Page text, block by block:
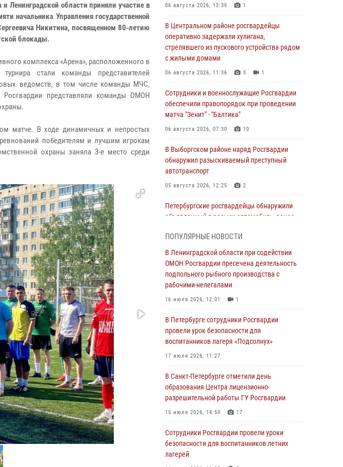
Ленинградской области приняли участие в
начальника Управления государственной
Никитина, посвященном 80-летию
блокады.
комплекса «Арена», расположенного в
стали команды представителей
ведомств, в том числе команды МЧС,
представляли команды ОМОН
матче. В ходе динамичных и непростых
победителям и лучшим игрокам
охраны заняла 3-е место среди
06 августа 2026, 13:39 1
В Центральном районе росгвардейцы
оперативно задержали хулигана,
стрелявшего из пускового устройства рядом
с жилыми домами
06 августа 2026, 11:36 3 1
Сотрудники и военнослужащие Росгвардии
обеспечили правопорядок при проведении
матча "Зенит" - "Балтика"
06 августа 2026, 07:30 10
В Выборгском районе наряд Росгвардии
обнаружил разыскиваемый преступный
автотранспорт
05 августа 2026, 12:25 2
Петербургские росгвардейцы обнаружили
объявленный в розыск автомобиль, ранее
Ленобласти
04 августа 2026, 14:05
В Зеленогорске сотрудники Росгвардии, став
очевидцами серьезного ДТП, вызвали на
пострадавшим
03 августа 2026, 14:15 3 1
03 августа 2026, 13:26 5
В Ленинградской области сотрудники
Росгвардии обнаружили пропавшего
вернуться домой
03 августа 2026, 11:51
В Санкт-Петербурге при содействии СОБР
ПОПУЛЯРНЫЕ НОВОСТИ
В Ленинградской области при содействии
ОМОН Росгвардии пресечена деятельность
подпольного рыбного производства с
рабочими-нелегалами
16 июля 2026, 12:01 1
В Петербурге сотрудники Росгвардии
провели урок безопасности для
воспитанников лагеря «Подсолнух»
17 июля 2026, 11:27
В Санкт-Петербурге отметили день
образования Центра лицензионно-
разрешительной работы ГУ Росгвардии
15 июля 2026, 14:59 17
Сотрудники Росгвардии провели уроки
безопасности для воспитанников летних
лагерей